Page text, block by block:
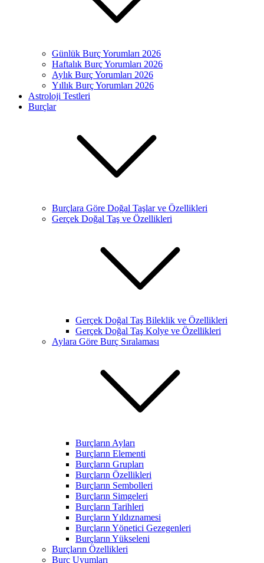
Günlük Burç Yorumları 2026
Haftalık Burç Yorumları 2026
Aylık Burç Yorumları 2026
Yıllık Burç Yorumları 2026
Astroloji Testleri
Burçlar
Burçlara Göre Doğal Taşlar ve Özellikleri
Gerçek Doğal Taş ve Özellikleri
Gerçek Doğal Taş Bileklik ve Özellikleri
Gerçek Doğal Taş Kolye ve Özellikleri
Aylara Göre Burç Sıralaması
Burçların Ayları
Burçların Elementi
Burçların Grupları
Burçların Özellikleri
Burçların Sembolleri
Burçların Simgeleri
Burçların Tarihleri
Burçların Yıldıznamesi
Burçların Yönetici Gezegenleri
Burçların Yükseleni
Burçların Özellikleri
Burç Uyumları